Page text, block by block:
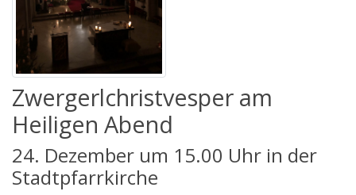
Zwergerlchristvesper am
Heiligen Abend
24. Dezember um 15.00 Uhr in der
Stadtpfarrkirche